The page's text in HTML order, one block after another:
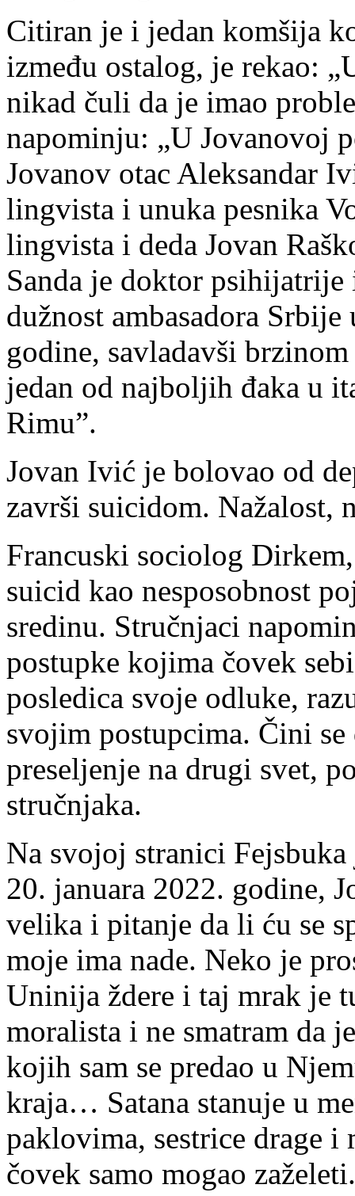
Citiran je i jedan komšija
između ostalog, je rekao:
nikad čuli da je imao
napominju: „U Jovanovoj
Jovanov otac Aleksandar
lingvista i unuka pesnika
lingvista i deda Jovan
Sanda je doktor
dužnost ambasadora
godine, savladavši
jedan od najboljih đaka u
Rimu”.
Jovan Ivić je bolovao od
završi suicidom. Nažalost,
Francuski sociolog
suicid kao nesposobnost
sredinu. Stručnjaci
postupke kojima čovek
posledica svoje odluke,
svojim postupcima. Čini
preseljenje na drugi svet,
stručnjaka.
Na svojoj stranici
20. januara 2022. godine,
velika i pitanje da li ću se
moje ima nade. Neko je
Uninija ždere i taj mrak je
moralista i ne smatram da
kojih sam se predao u
kraja… Satana stanuje u
paklovima, sestrice drage
čovek samo mogao